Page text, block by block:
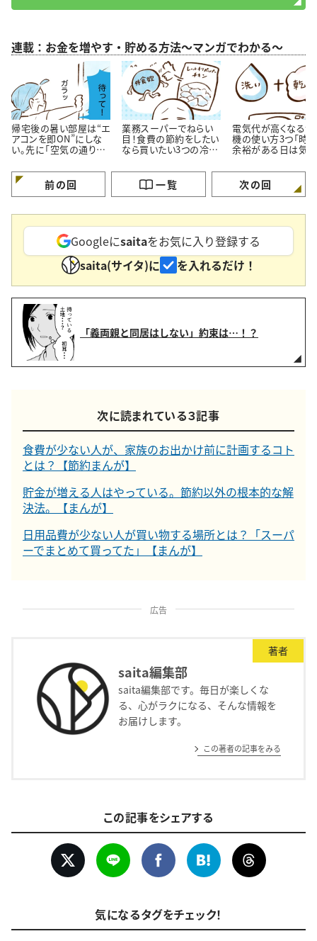
連載：お金を増やす・貯める方法～マンガでわかる～
帰宅後の暑い部屋は“エ
アコンを即ON”にしな
い。先に「空気の通り
業務スーパーでねらい
目！食費の節約をしたい
なら買いたい3つの冷凍
電気代が高くなる
機の使い方3つ「時
余裕がある日は気
前の回 一覧 次の回
Googleにsaitaをお気に入り登録する
saita(サイタ)に
を入れるだけ！
「義両親と同居はしない」約束は…！？
次に読まれている３記事
食費が少ない人が、家族のお出かけ前に計画するコト
とは？【節約まんが】
貯金が増える人はやっている。節約以外の根本的な解
決法。【まんが】
日用品費が少ない人が買い物する場所とは？「スーパ
ーでまとめて買ってた」【まんが】
広告
著者
saita編集部
saita編集部です。毎日が楽しくな
る、心がラクになる、そんな情報を
お届けします。
この著者の記事をみる
この記事をシェアする
気になるタグをチェック！